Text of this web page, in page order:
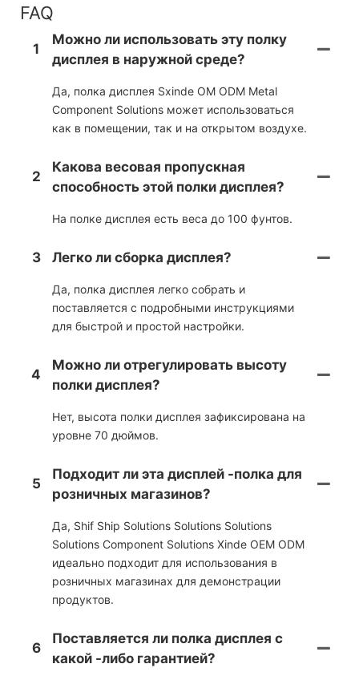
FAQ
1
Можно ли использовать эту полку
дисплея в наружной среде?
Да, полка дисплея Sxinde OM ODM Metal
Component Solutions может использоваться
как в помещении, так и на открытом воздухе.
2
Какова весовая пропускная
способность этой полки дисплея?
На полке дисплея есть веса до 100 фунтов.
3 Легко ли сборка дисплея?
Да, полка дисплея легко собрать и
поставляется с подробными инструкциями
для быстрой и простой настройки.
4
Можно ли отрегулировать высоту
полки дисплея?
Нет, высота полки дисплея зафиксирована на
уровне 70 дюймов.
5
Подходит ли эта дисплей -полка для
розничных магазинов?
Да, Shif Ship Solutions Solutions Solutions
Solutions Component Solutions Xinde OEM ODM
идеально подходит для использования в
розничных магазинах для демонстрации
продуктов.
6
Поставляется ли полка дисплея с
какой -либо гарантией?